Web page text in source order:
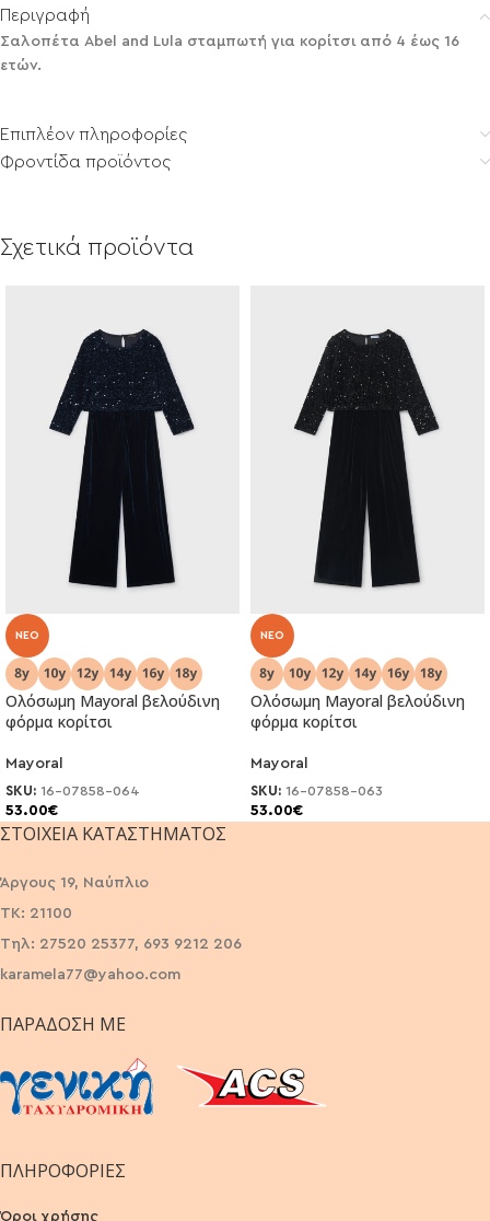
Περιγραφή
Σαλοπέτα Abel and Lula σταμπωτή για κορίτσι από 4 έως 16
ετών.
Επιπλέον πληροφορίες
Φροντίδα προϊόντος
Σχετικά προϊόντα
NEO
Ολόσωμη Mayoral βελούδινη
φόρμα κορίτσι
Mayoral
SKU: 16-07858-064
53.00€
NEO
Ολόσωμη Mayoral βελούδινη
φόρμα κορίτσι
Mayoral
SKU: 16-07858-063
53.00€
ΣΤΟΙΧΕΊΑ ΚΑΤΑΣΤΉΜΑΤΟΣ
Άργους 19, Ναύπλιο
ΤΚ: 21100
Τηλ: 27520 25377, 693 9212 206
karamela77@yahoo.com
ΠΑΡΆΔΟΣΗ ΜΕ
ΠΛΗΡΟΦΟΡΙΕΣ
Όροι χρήσης